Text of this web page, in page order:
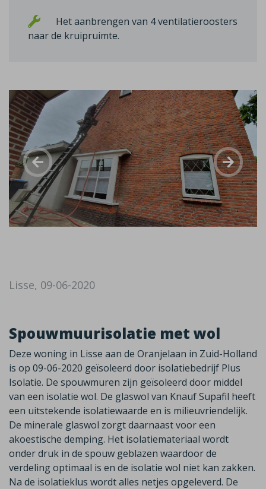
Het aanbrengen van 4 ventilatieroosters
naar de kruipruimte.
Lisse, 09-06-2020
Spouwmuurisolatie met wol
Deze woning in Lisse aan de Oranjelaan in Zuid-Holland
is op 09-06-2020 geïsoleerd door isolatiebedrijf Plus
Isolatie. De spouwmuren zijn geïsoleerd door middel
van een isolatie wol. De glaswol van Knauf Supafil heeft
een uitstekende isolatiewaarde en is milieuvriendelijk.
De minerale glaswol zorgt daarnaast voor een
akoestische demping. Het isolatiemateriaal wordt
onder druk in de spouw geblazen waardoor de
verdeling optimaal is en de isolatie wol niet kan zakken.
Na de isolatieklus wordt alles netjes opgeleverd. De